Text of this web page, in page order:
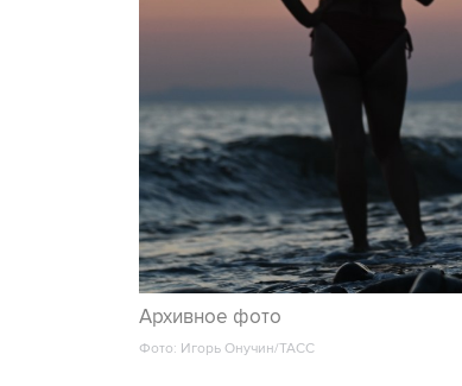
Архивное фото
Фото: Игорь Онучин/ТАСС